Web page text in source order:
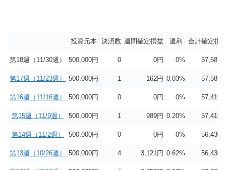
投資元本 決済数 週間確定損益 週利 合計確定損
第18週（11/30週） 500,000円 0 0円 0% 57,581
第17週（11/23週） 500,000円 1 162円 0.03% 57,581
第16週（11/16週） 500,000円 0 0円 0% 57,419
第15週（11/9週） 500,000円 1 989円 0.20% 57,419
第14週（11/2週） 500,000円 0 0円 0% 56,430
第13週（10/26週） 500,000円 4 3,121 円 0.62% 56,430